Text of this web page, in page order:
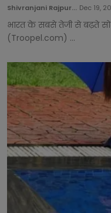
Shivranjani Rajpur... Dec 19,
भारत के सबसे तेजी से बढ़ते
(Troopel.com) ...